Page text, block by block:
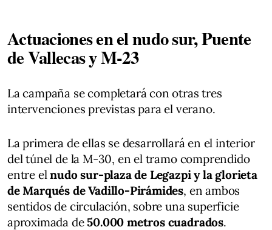
Actuaciones en el nudo sur, Puente
de Vallecas y M-23
La campaña se completará con otras tres
intervenciones previstas para el verano.
La primera de ellas se desarrollará en el interior
del túnel de la M-30, en el tramo comprendido
entre elnudo sur-plaza de Legazpi y la glorieta
de Marqués de Vadillo-Pirámides, en ambos
sentidos de circulación, sobre una superficie
aproximada de50.000 metros cuadrados.